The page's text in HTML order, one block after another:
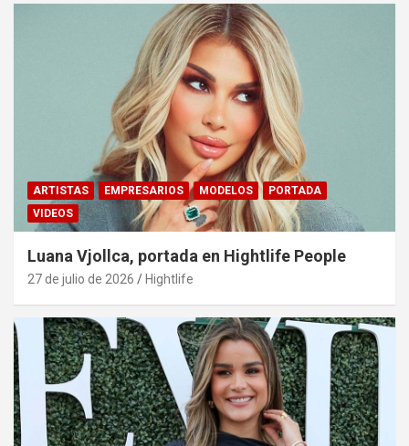
ARTISTAS EMPRESARIOS MODELOS
PORTADA
VIDEOS
Luana Vjollca, portada en Hightlife People
27 de julio de 2026 Hightlife